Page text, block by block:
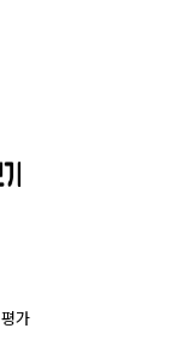
평가